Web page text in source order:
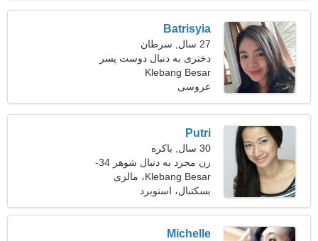
Batrisyia
27 سال, سرطان
دختری به دنبال دوست پسر
28-36
Klebang Besar
عروسی
Putri
30 سال, باکره
زن مجرد به دنبال شوهر 34-
37
Klebang Besar، مالزی
بسکتبال، اسنوبرد
Michelle